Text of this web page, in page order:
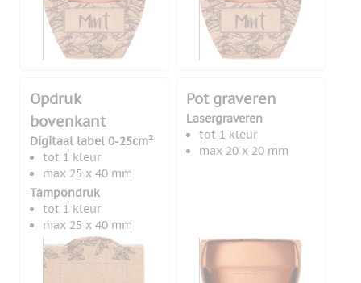
Opdruk
bovenkant
Digitaal label 0-25cm²
tot 1 kleur
max 25 x 40 mm
Tampondruk
tot 1 kleur
max 25 x 40 mm
Pot graveren
Lasergraveren
tot 1 kleur
max 20 x 20 mm